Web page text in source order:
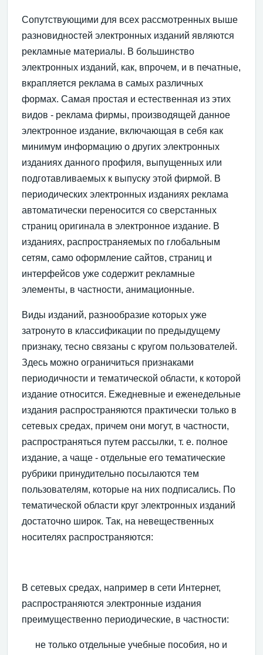
Сопутствующими для всех рассмотренных выше
разновидностей электронных изданий являются
рекламные материалы. В большинство
электронных изданий, как, впрочем, и в печатные,
вкрапляется реклама в самых различных
формах. Самая простая и естественная из этих
видов - реклама фирмы, производящей данное
электронное издание, включающая в себя как
минимум информацию о других электронных
изданиях данного профиля, выпущенных или
подготавливаемых к выпуску этой фирмой. В
периодических электронных изданиях реклама
автоматически переносится со сверстанных
страниц оригинала в электронное издание. В
изданиях, распространяемых по глобальным
сетям, само оформление сайтов, страниц и
интерфейсов уже содержит рекламные
элементы, в частности, анимационные.
Виды изданий, разнообразие которых уже
затронуто в классификации по предыдущему
признаку, тесно связаны с кругом пользователей.
Здесь можно ограничиться признаками
периодичности и тематической области, к которой
издание относится. Ежедневные и еженедельные
издания распространяются практически только в
сетевых средах, причем они могут, в частности,
распространяться путем рассылки, т. е. полное
издание, а чаще - отдельные его тематические
рубрики принудительно посылаются тем
пользователям, которые на них подписались. По
тематической области круг электронных изданий
достаточно широк. Так, на невещественных
носителях распространяются:
В сетевых средах, например в сети Интернет,
распространяются электронные издания
преимущественно периодические, в частности:
не только отдельные учебные пособия, но и